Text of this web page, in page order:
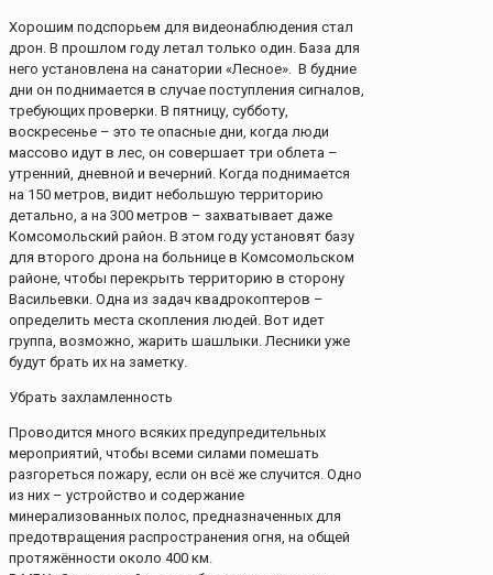
Хорошим подспорьем для видеонаблюдения стал
дрон. В прошлом году летал только один. База для
него установлена на санатории «Лесное». В будние
дни он поднимается в случае поступления сигналов,
требующих проверки. В пятницу, субботу,
воскресенье – это те опасные дни, когда люди
массово идут в лес, он совершает три облета –
утренний, дневной и вечерний. Когда поднимается
на 150 метров, видит небольшую территорию
детально, а на 300 метров – захватывает даже
Комсомольский район. В этом году установят базу
для второго дрона на больнице в Комсомольском
районе, чтобы перекрыть территорию в сторону
Васильевки. Одна из задач квадрокоптеров –
определить места скопления людей. Вот идет
группа, возможно, жарить шашлыки. Лесники уже
будут брать их на заметку.
Убрать захламленность
Проводится много всяких предупредительных
мероприятий, чтобы всеми силами помешать
разгореться пожару, если он всё же случится. Одно
из них – устройство и содержание
минерализованных полос, предназначенных для
предотвращения распространения огня, на общей
протяжённости около 400 км.